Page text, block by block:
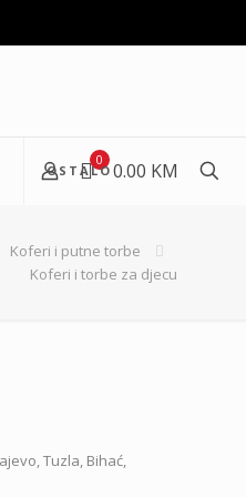
OSTALO
0 0.00 KM
Koferi i putne torbe
Koferi i torbe za djecu
Tuzla, Bihać,